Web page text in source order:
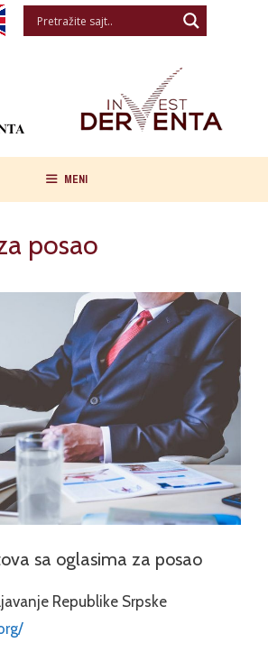
MENI
posao
sa oglasima za posao
Republike Srpske